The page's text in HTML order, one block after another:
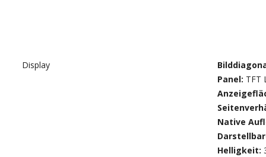
Display
Panel: TFT
Native
Helligkeit: